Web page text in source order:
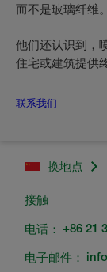
而不是玻璃纤维。
他们还认识到，
住宅或建筑提供
联系我们
换地点
接触
电话： +86 21
电子邮件：